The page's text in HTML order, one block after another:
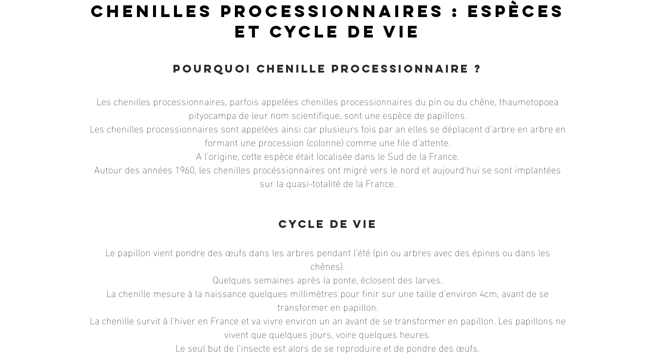
Chenilles processionnaires : espèces
et cycle de vie
Pourquoi chenille processionnaire ?
Les chenilles processionnaires, parfois appelées chenilles processionnaires du pin ou du chêne, thaumetopoea
pityocampa de leur nom scientifique, sont une espèce de papillons.
Les chenilles processionnaires sont appelées ainsi car plusieurs fois par an elles se déplacent d’arbre en arbre en
formant une procession (colonne) comme une file d’attente.
A l’origine, cette espèce était localisée dans le Sud de la France.
Autour des années 1960, les chenilles procéssionnaires ont migré vers le nord et aujourd'hui se sont implantées
sur la quasi-totalité de la France.
Cycle de vie
Le papillon vient pondre des œufs dans les arbres pendant l’été (pin ou arbres avec des épines ou dans les
chênes).
Quelques semaines après la ponte, éclosent des larves.
La chenille mesure à la naissance quelques millimètres pour finir sur une taille d'environ 4cm, avant de se
transformer en papillon.
La chenille survit à l’hiver en France et va vivre environ un an avant de se transformer en papillon. Les papillons ne
vivent que quelques jours, voire quelques heures.
Le seul but de l’insecte est alors de se reproduire et de pondre des œufs.